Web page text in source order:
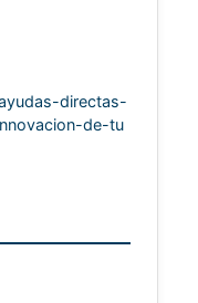
directas-
de-tu